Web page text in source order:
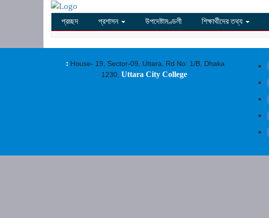
প্রচ্ছদ প্রশাসন উপদেষ্টামণ্ডলী শিক্ষার্থীদের তথ্য
: House- 19, Sector-09, Uttara, Rd No: 1/B, Dhaka
1230, Uttara City College